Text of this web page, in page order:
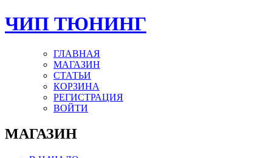
ЧИП ТЮНИНГ
ГЛАВНАЯ
МАГАЗИН
СТАТЬИ
КОРЗИНА
РЕГИСТРАЦИЯ
ВОЙТИ
МАГАЗИН